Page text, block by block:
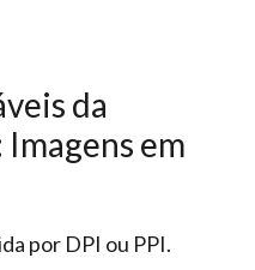
da
em
por DPI ou PPI.